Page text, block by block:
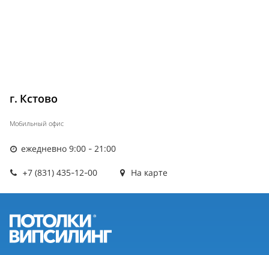
г. Кстово
Мобильный офис
ежедневно 9:00 - 21:00
+7 (831) 435-12-00 На карте